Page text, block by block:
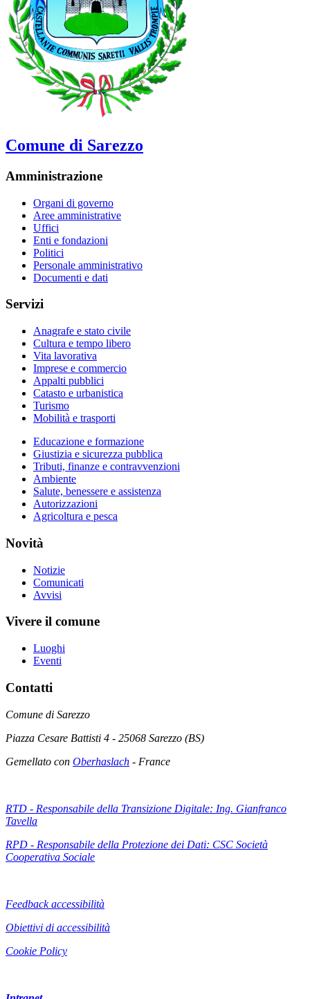
Comune di Sarezzo
Amministrazione
Organi di governo
Aree amministrative
Uffici
Enti e fondazioni
Politici
Personale amministrativo
Documenti e dati
Servizi
Anagrafe e stato civile
Cultura e tempo libero
Vita lavorativa
Imprese e commercio
Appalti pubblici
Catasto e urbanistica
Turismo
Mobilità e trasporti
Educazione e formazione
Giustizia e sicurezza pubblica
Tributi, finanze e contravvenzioni
Ambiente
Salute, benessere e assistenza
Autorizzazioni
Agricoltura e pesca
Novità
Notizie
Comunicati
Avvisi
Vivere il comune
Luoghi
Eventi
Contatti
Comune di Sarezzo
Piazza Cesare Battisti 4 - 25068 Sarezzo (BS)
Gemellato con Oberhaslach - France
RTD - Responsabile della Transizione Digitale: Ing. Gianfranco
Tavella
RPD - Responsabile della Protezione dei Dati: CSC Società
Cooperativa Sociale
Feedback accessibilità
Obiettivi di accessibilità
Cookie Policy